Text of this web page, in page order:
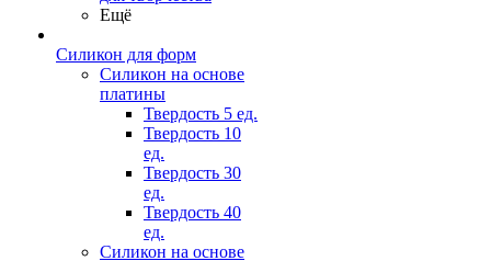
Ещё
Силикон для форм
Силикон на основе
платины
Твердость 5 ед.
Твердость 10
ед.
Твердость 30
ед.
Твердость 40
ед.
Силикон на основе